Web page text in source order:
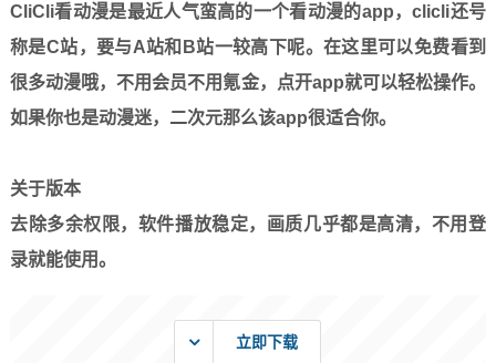
CliCli看动漫是最近人气蛮高的一个看动漫的app，clicli还号
称是C站，要与A站和B站一较高下呢。在这里可以免费看到
很多动漫哦，不用会员不用氪金，点开app就可以轻松操作。
如果你也是动漫迷，二次元那么该app很适合你。
关于版本
去除多余权限，软件播放稳定，画质几乎都是高清，不用登
录就能使用。
立即下载